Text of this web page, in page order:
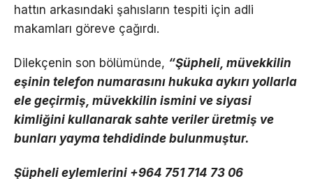
hattın arkasındaki şahısların tespiti için adli
makamları göreve çağırdı.
Dilekçenin son bölümünde, “Şüpheli, müvekkilin
eşinin telefon numarasını hukuka aykırı yollarla
ele geçirmiş, müvekkilin ismini ve siyasi
kimliğini kullanarak sahte veriler üretmiş ve
bunları yayma tehdidinde bulunmuştur.
Şüpheli eylemlerini +964 751 714 73 06